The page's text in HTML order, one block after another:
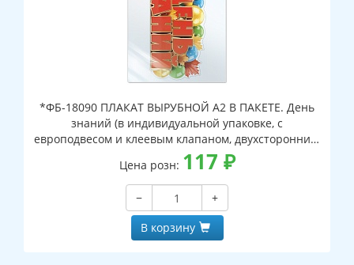
*ФБ-18090 ПЛАКАТ ВЫРУБНОЙ А2 В ПАКЕТЕ. День
знаний (в индивидуальной упаковке, с
европодвесом и клеевым клапаном, двухсторонний,
ВД-лак)
Цена розн: 117 ₽
−
+
В корзину